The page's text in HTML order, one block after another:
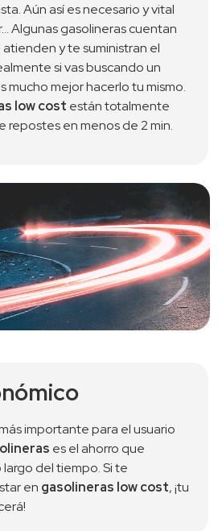
Aún así es necesario y vital
Algunas gasolineras cuentan
y te suministran el
mucho mejor hacerlo tu mismo.
low cost están totalmente
repostes en menos de 2 min.
importante para el usuario
es el ahorro que
del tiempo. Si te
en gasolineras low cost, ¡tu